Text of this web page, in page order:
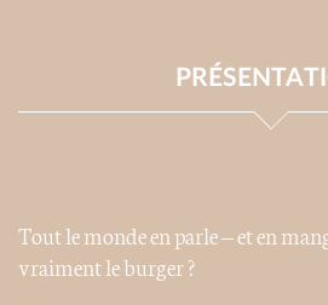
Tout le monde en parle – et en
vraiment le burger ?